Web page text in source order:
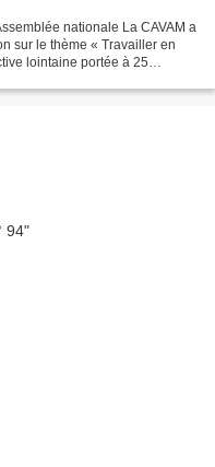
nationale La CAVAM a
sur le thème « Travailler en
lointaine portée à 25